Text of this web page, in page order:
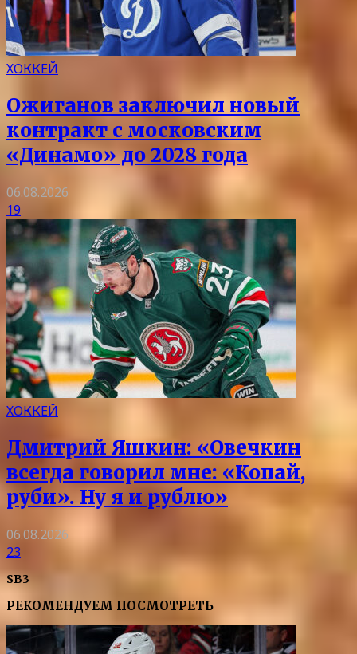
ХОККЕЙ
Ожиганов заключил новый
контракт с московским
«Динамо» до 2028 года
06.08.2026
19
ХОККЕЙ
Дмитрий Яшкин: «Овечкин
всегда говорил мне: «Копай,
руби». Ну я и рублю»
06.08.2026
23
SB3
РЕКОМЕНДУЕМ ПОСМОТРЕТЬ